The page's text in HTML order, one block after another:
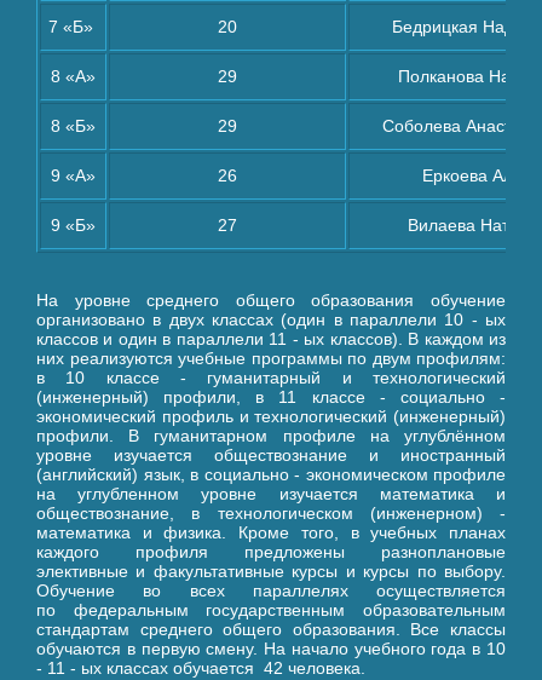
7 «Б» 20 Бедрицкая
8 «А» 29 Полканова
8 «Б» 29 Соболева
9 «А» 26 Еркоева
9 «Б» 27 Вилаева
На уровне среднего общего образования обучение
организовано в двух классах (один в параллели 10 - ых
классов и один в параллели 11 - ых классов). В каждом из
них реализуются учебные программы по двум профилям:
в 10 классе - гуманитарный и технологический
(инженерный) профили, в 11 классе - социально -
экономический профиль и технологический (инженерный)
профили. В гуманитарном профиле на углублённом
уровне изучается обществознание и иностранный
(английский) язык, в социально - экономическом профиле
на углубленном уровне изучается математика и
обществознание, в технологическом (инженерном) -
математика и физика. Кроме того, в учебных планах
каждого профиля предложены разноплановые
элективные и факультативные курсы и курсы по выбору.
Обучение во всех параллелях осуществляется
по федеральным государственным образовательным
стандартам среднего общего образования. Все классы
обучаются в первую смену. На начало учебного года в 10
- 11 - ых классах обучается 42 человека.